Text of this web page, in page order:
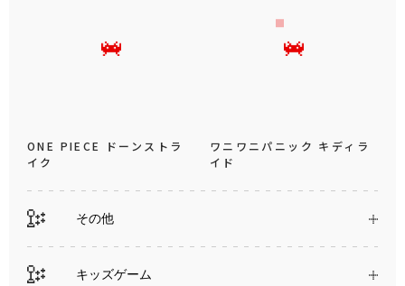
ONE PIECE ドーンストラ
イク
ワニワニパニック キディラ
イド
その他
キッズゲーム